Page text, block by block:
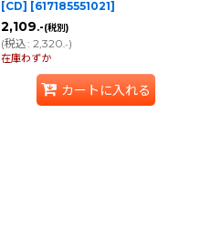
[CD] [617185551021]
2,109.-(税別)
(税込: 2,320.-)
在庫わずか
カートに入れる